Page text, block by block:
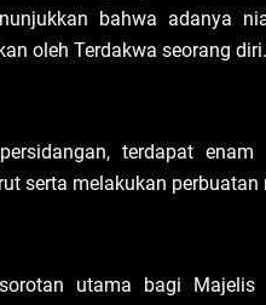
bahwa adanya
oleh Terdakwa seorang diri.
terdapat
serta melakukan
utama bagi Majelis